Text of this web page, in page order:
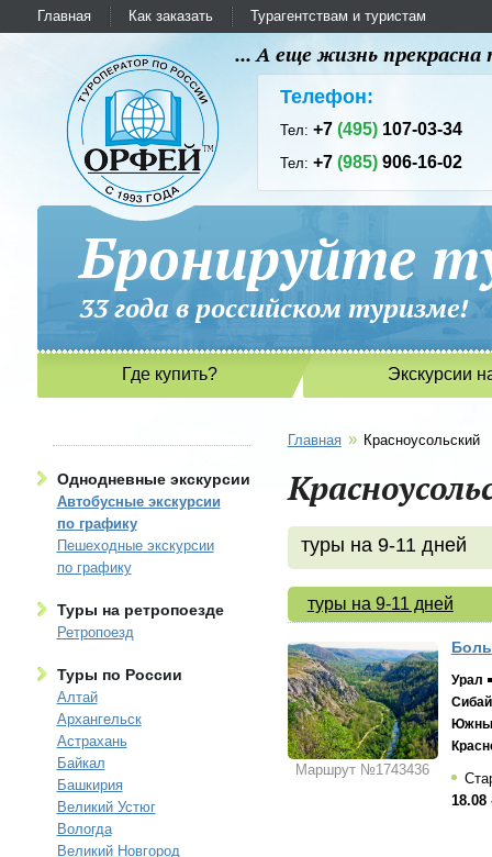
Главная Как заказать Турагентствам и туристам
... А еще жизнь
Телефон:
Тел:+7(495) 107-03-34
Тел:+7(985) 906-16-02
Бронируйте
33 года в российском
Где купить? Экскурсии
Однодневные экскурсии
Автобусные экскурсии
по графику
Пешеходные экскурсии
по графику
Туры на ретропоезде
Ретропоезд
Туры по России
Алтай
Архангельск
Астрахань
Байкал
Башкирия
Великий Устюг
Вологда
Великий Новгород
Главная » Красноусольский
туры на 9-11 дней
туры на 9-11 дней
Маршрут №1743436
Урал
Сибай
18.08